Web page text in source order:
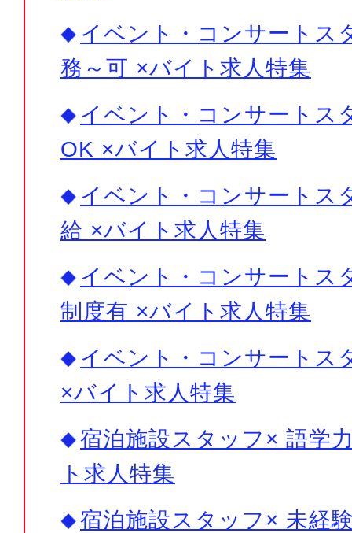
イベント・コンサートス
務～可 ×バイト求人特集
イベント・コンサートス
OK ×バイト求人特集
イベント・コンサートス
給 ×バイト求人特集
イベント・コンサートス
制度有 ×バイト求人特集
イベント・コンサートス
×バイト求人特集
宿泊施設スタッフ× 語学
ト求人特集
宿泊施設スタッフ× 未経